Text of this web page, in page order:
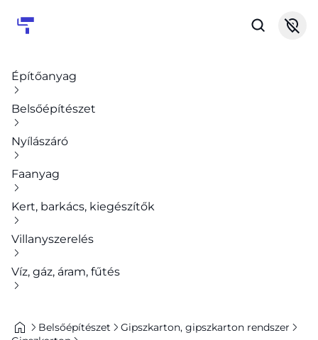
Építőanyag
Belsőépítészet
Nyílászáró
Faanyag
Kert, barkács, kiegészítők
Villanyszerelés
Víz, gáz, áram, fűtés
Belsőépítészet
Gipszkarton, gipszkarton rendszer